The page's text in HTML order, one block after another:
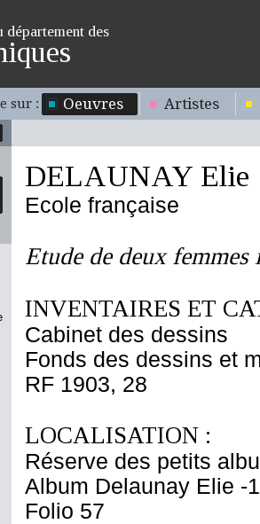
des
sur : Oeuvres Artistes
DELAUNAY Elie
Ecole française
Etude de deux femmes
INVENTAIRES ET
Cabinet des dessins
Fonds des dessins et
RF 1903, 28
LOCALISATION :
Réserve des petits
Album Delaunay Elie -
Folio 57